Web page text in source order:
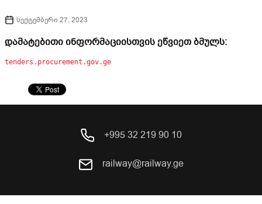
სექტემბერი 27, 2023
დამატებითი ინფორმაციისთვის ეწვიეთ ბმულს:
tenders.procurement.gov.ge
+995 32 219 90 10
railway@railway.ge